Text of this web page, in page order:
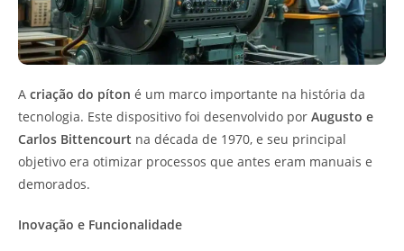
A criação do píton é um marco importante na história da
tecnologia. Este dispositivo foi desenvolvido por Augusto e
Carlos Bittencourt na década de 1970, e seu principal
objetivo era otimizar processos que antes eram manuais e
demorados.
Inovação e Funcionalidade